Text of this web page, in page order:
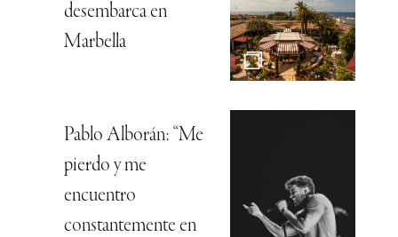
desembarca en
Marbella
Pablo Alborán: “Me
pierdo y me
encuentro
constantemente en